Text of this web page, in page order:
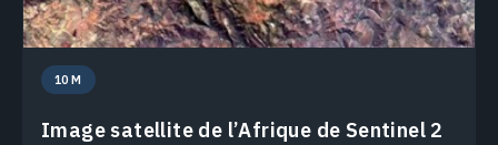
10 M
Image satellite de l’Afrique de Sentinel 2